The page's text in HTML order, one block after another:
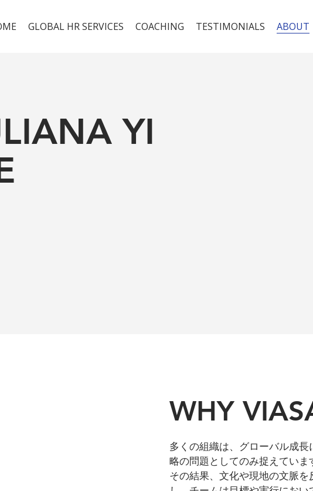
GLOBAL HR SERVICES COACHING TESTIMONIALS ABOUT
YI
WHY
多くの組織は、グローバル成
略の問題としてのみ捉えていま
その結果、文化や現地の文脈